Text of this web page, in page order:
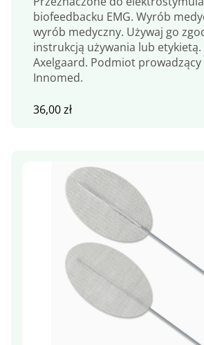
biofeedbacku EMG. Wyrób
wyrób medyczny. Używaj go
instrukcją używania lub
Axelgaard. Podmiot prowadzący
Innomed.
36,00zł